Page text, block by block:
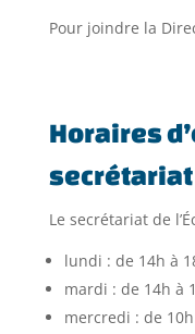
Pour joindre la
Horaires
secrétariat
Le secrétariat de
lundi : de 14h à
mardi : de 14h à
mercredi : de